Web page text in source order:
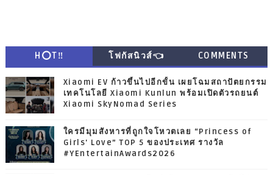
H⭕T‼ โฟกัสนิวส์👈 COMMENTS
Xiaomi EV ก้าวขึ้นไปอีกขั้น เผยโฉมสถาปัตยกรรม
เทคโนโลยี Xiaomi Kunlun พร้อมเปิดตัวรถยนต์
Xiaomi SkyNomad Series
ใครมีมุมสังหารที่ถูกใจโหวตเลย “Princess of
Girls' Love” TOP 5 ของประเทศ รางวัล
#YEntertainAwards2026